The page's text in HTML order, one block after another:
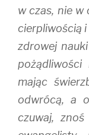
w czas, nie w
cierpliwością i
zdrowej
pożądliwości
mając
odwrócą, a
czuwaj, znoś